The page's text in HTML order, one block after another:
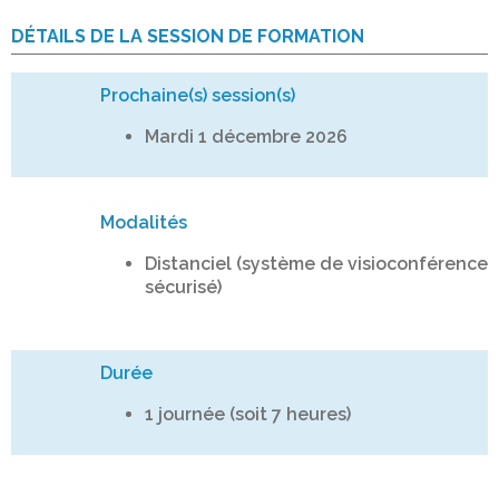
DÉTAILS DE LA SESSION DE FORMATION
Prochaine(s) session(s)
Mardi 1 décembre 2026
Modalités
Distanciel (système de visioconférence
sécurisé)
Durée
1 journée (soit 7 heures)